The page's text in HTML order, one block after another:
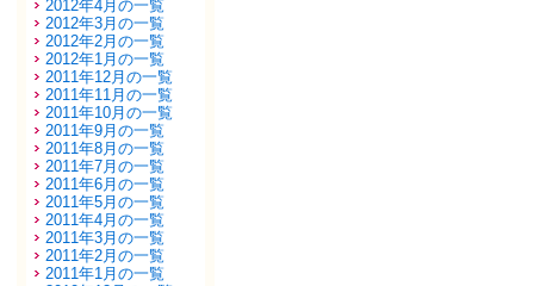
2012年4月の一覧
2012年3月の一覧
2012年2月の一覧
2012年1月の一覧
2011年12月の一覧
2011年11月の一覧
2011年10月の一覧
2011年9月の一覧
2011年8月の一覧
2011年7月の一覧
2011年6月の一覧
2011年5月の一覧
2011年4月の一覧
2011年3月の一覧
2011年2月の一覧
2011年1月の一覧